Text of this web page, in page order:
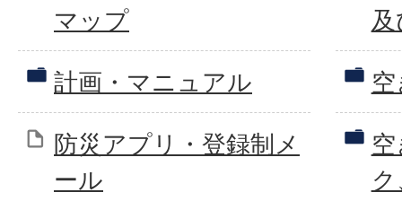
マップ
計画・マニュアル
防災アプリ・登録制メ
ール